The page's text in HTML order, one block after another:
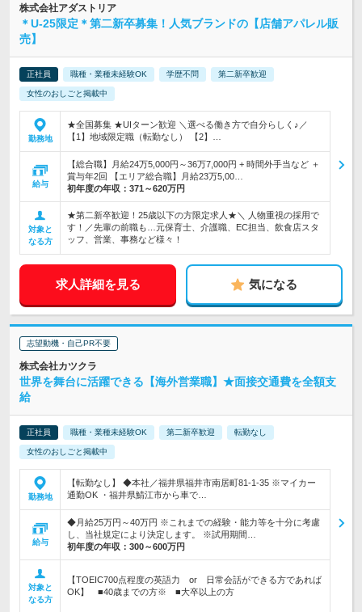
株式会社アダストリア
＊U-25限定＊第二新卒募集！人気ブランドの【店舗アパレル販
売】
正社員 職種・業種未経験OK 学歴不問 第二新卒歓迎
女性のおしごと掲載中
勤務地
★全国募集 ★UIターン歓迎 ＼選べる働き方で自分らしく♪／
【1】地域限定職（転勤なし） 【2】…
給与
【総合職】月給24万5,000円～36万7,000円 + 時間外手当など ＋
賞与年2回 【エリア総合職】月給23万5,00…
初年度の年収： 371～620万円
対象と
なる方
★第二新卒歓迎！25歳以下の方限定求人★＼ 人物重視の採用で
す！／先輩の前職も…元保育士、介護職、EC担当、飲食店スタ
ッフ、営業、事務など様々！
求人詳細を見る 気になる
志望動機・自己PR不要
株式会社カツクラ
世界を舞台に活躍できる【海外営業職】★面接交通費を全額支
給
正社員 職種・業種未経験OK 第二新卒歓迎 転勤なし
女性のおしごと掲載中
勤務地
【転勤なし】 ◆本社／福井県福井市南居町81-1-35 ※マイカー
通勤OK ・福井県鯖江市から車で…
給与
◆月給25万円～40万円 ※これまでの経験・能力等を十分に考慮
し、当社規定により決定します。 ※試用期間…
初年度の年収： 300～600万円
対象と
なる方
【TOEIC700点程度の英語力 or 日常会話ができる方であれば
OK】 ■40歳までの方※ ■大卒以上の方